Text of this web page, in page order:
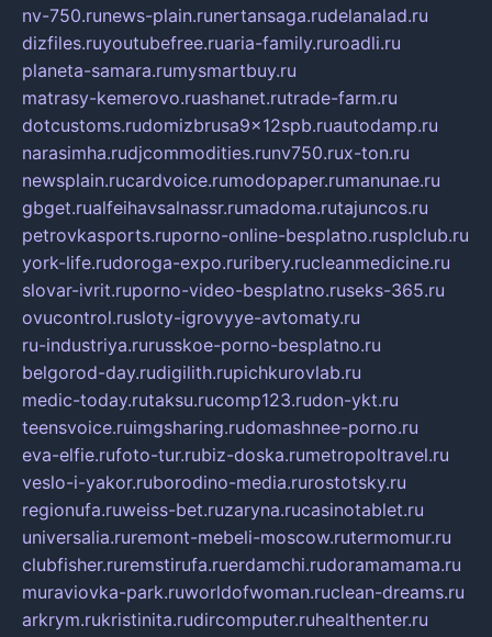
nv-750.runews-plain.runertansaga.rudelanalad.ru
dizfiles.ruyoutubefree.ruaria-family.ruroadli.ru
planeta-samara.rumysmartbuy.ru
matrasy-kemerovo.ruashanet.rutrade-farm.ru
dotcustoms.rudomizbrusa9x12spb.ruautodamp.ru
narasimha.rudjcommodities.runv750.rux-ton.ru
newsplain.rucardvoice.rumodopaper.rumanunae.ru
gbget.rualfeihavsalnassr.rumadoma.rutajuncos.ru
petrovkasports.ruporno-online-besplatno.rusplclub.ru
york-life.rudoroga-expo.ruribery.rucleanmedicine.ru
slovar-ivrit.ruporno-video-besplatno.ruseks-365.ru
ovucontrol.rusloty-igrovyye-avtomaty.ru
ru-industriya.rurusskoe-porno-besplatno.ru
belgorod-day.rudigilith.rupichkurovlab.ru
medic-today.rutaksu.rucomp123.rudon-ykt.ru
teensvoice.ruimgsharing.rudomashnee-porno.ru
eva-elfie.rufoto-tur.rubiz-doska.rumetropoltravel.ru
veslo-i-yakor.ruborodino-media.rurostotsky.ru
regionufa.ruweiss-bet.ruzaryna.rucasinotablet.ru
universalia.ruremont-mebeli-moscow.rutermomur.ru
clubfisher.ruremstirufa.ruerdamchi.rudoramamama.ru
muraviovka-park.ruworldofwoman.ruclean-dreams.ru
arkrym.rukristinita.rudircomputer.ruhealthenter.ru